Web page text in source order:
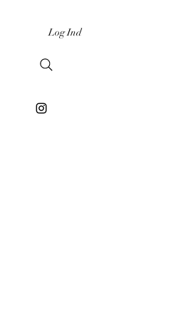
Log Ind